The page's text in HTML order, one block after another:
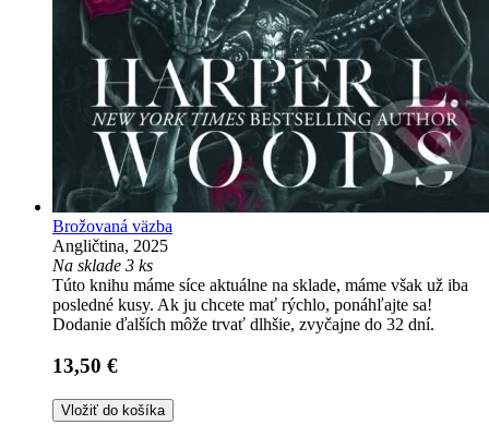
Brožovaná väzba
Angličtina, 2025
Na sklade 3 ks
Túto knihu máme síce aktuálne na sklade, máme však už iba
posledné kusy. Ak ju chcete mať rýchlo, ponáhľajte sa!
Dodanie ďalších môže trvať dlhšie, zvyčajne do 32 dní.
13,50 €
Vložiť do košíka